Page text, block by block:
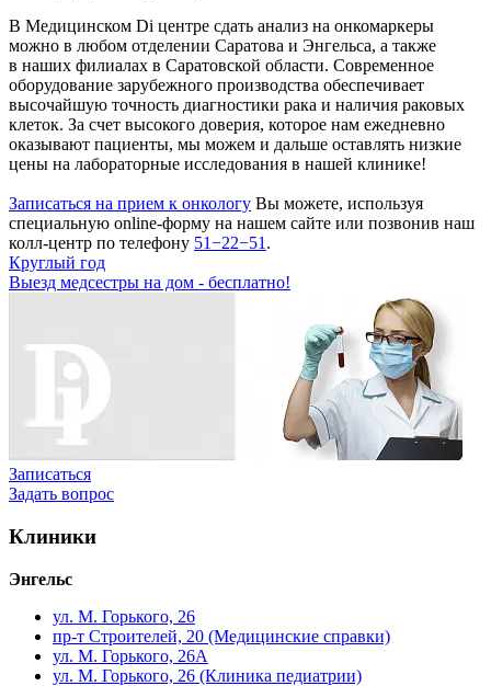
В Медицинском Di центре сдать анализ на онкомаркеры
можно в любом отделении Саратова и Энгельса, а также
в наших филиалах в Саратовской области. Современное
оборудование зарубежного производства обеспечивает
высочайшую точность диагностики рака и наличия раковых
клеток. За счет высокого доверия, которое нам ежедневно
оказывают пациенты, мы можем и дальше оставлять низкие
цены на лабораторные исследования в нашей клинике!
Записаться на прием к онкологу Вы можете, используя
специальную online-форму на нашем сайте или позвонив наш
колл-центр по телефону 51−22−51 .
Круглый год
Выезд медсестры на дом - бесплатно!
Записаться
Задать вопрос
Клиники
Энгельс
ул. М. Горького, 26
пр-т Строителей, 20 (Медицинские справки)
ул. М. Горького, 26А
ул. М. Горького, 26 (Клиника педиатрии)